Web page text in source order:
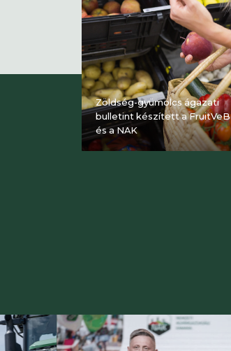
Zöldség-gyümölcs ágazati
bulletint készített a FruitVeB
és a NAK